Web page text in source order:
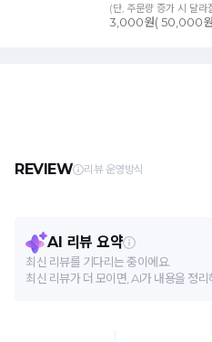
(단, 주문량 증가 시 달라
3,000원( 50,000원